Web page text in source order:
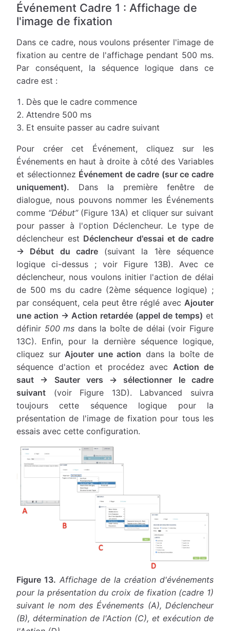
Événement Cadre 1 : Affichage de
l'image de fixation
Dans ce cadre, nous voulons présenter l'image de
fixation au centre de l'affichage pendant 500 ms.
Par conséquent, la séquence logique dans ce
cadre est :
Dès que le cadre commence
Attendre 500 ms
Et ensuite passer au cadre suivant
Pour créer cet Événement, cliquez sur les
Événements en haut à droite à côté des Variables
et sélectionnez Événement de cadre (sur ce cadre
uniquement). Dans la première fenêtre de
dialogue, nous pouvons nommer les Événements
comme “Début”(Figure 13A) et cliquer sur suivant
pour passer à l'option Déclencheur. Le type de
déclencheur est Déclencheur d'essai et de cadre
→ Début du cadre(suivant la 1ère séquence
logique ci-dessus ; voir Figure 13B). Avec ce
déclencheur, nous voulons initier l'action de délai
de 500 ms du cadre (2ème séquence logique) ;
par conséquent, cela peut être réglé avec Ajouter
une action → Action retardée (appel de temps) et
définir 500 ms dans la boîte de délai (voir Figure
13C). Enfin, pour la dernière séquence logique,
cliquez sur Ajouter une action dans la boîte de
séquence d'action et procédez avec Action de
saut → Sauter vers → sélectionner le cadre
suivant (voir Figure 13D). Labvanced suivra
toujours cette séquence logique pour la
présentation de l'image de fixation pour tous les
essais avec cette configuration.
Figure 13. Affichage de la création d'événements
pour la présentation du croix de fixation (cadre 1)
suivant le nom des Événements (A), Déclencheur
(B), détermination de l'Action (C), et exécution de